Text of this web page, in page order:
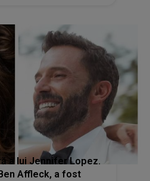
a lui Jennifer Lopez.
Affleck, a fost